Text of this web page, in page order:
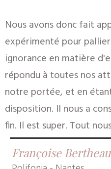
Nous avons donc fait
expérimenté pour
ignorance en matière
répondu à toutes nos
notre portée, et en
disposition. Il nous a
fin. Il est super. Tout
Françoise Bertheau